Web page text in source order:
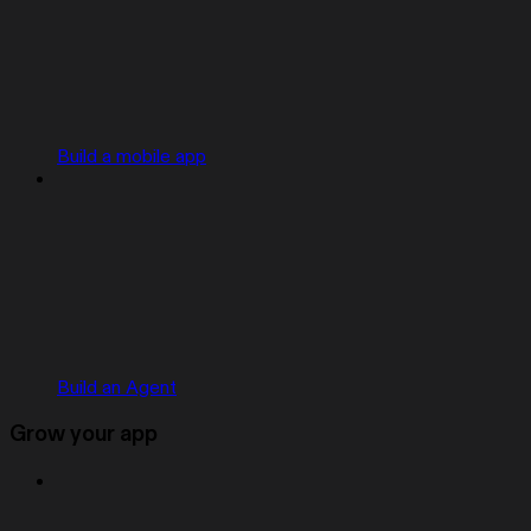
Build a mobile app
Build an Agent
Grow your app